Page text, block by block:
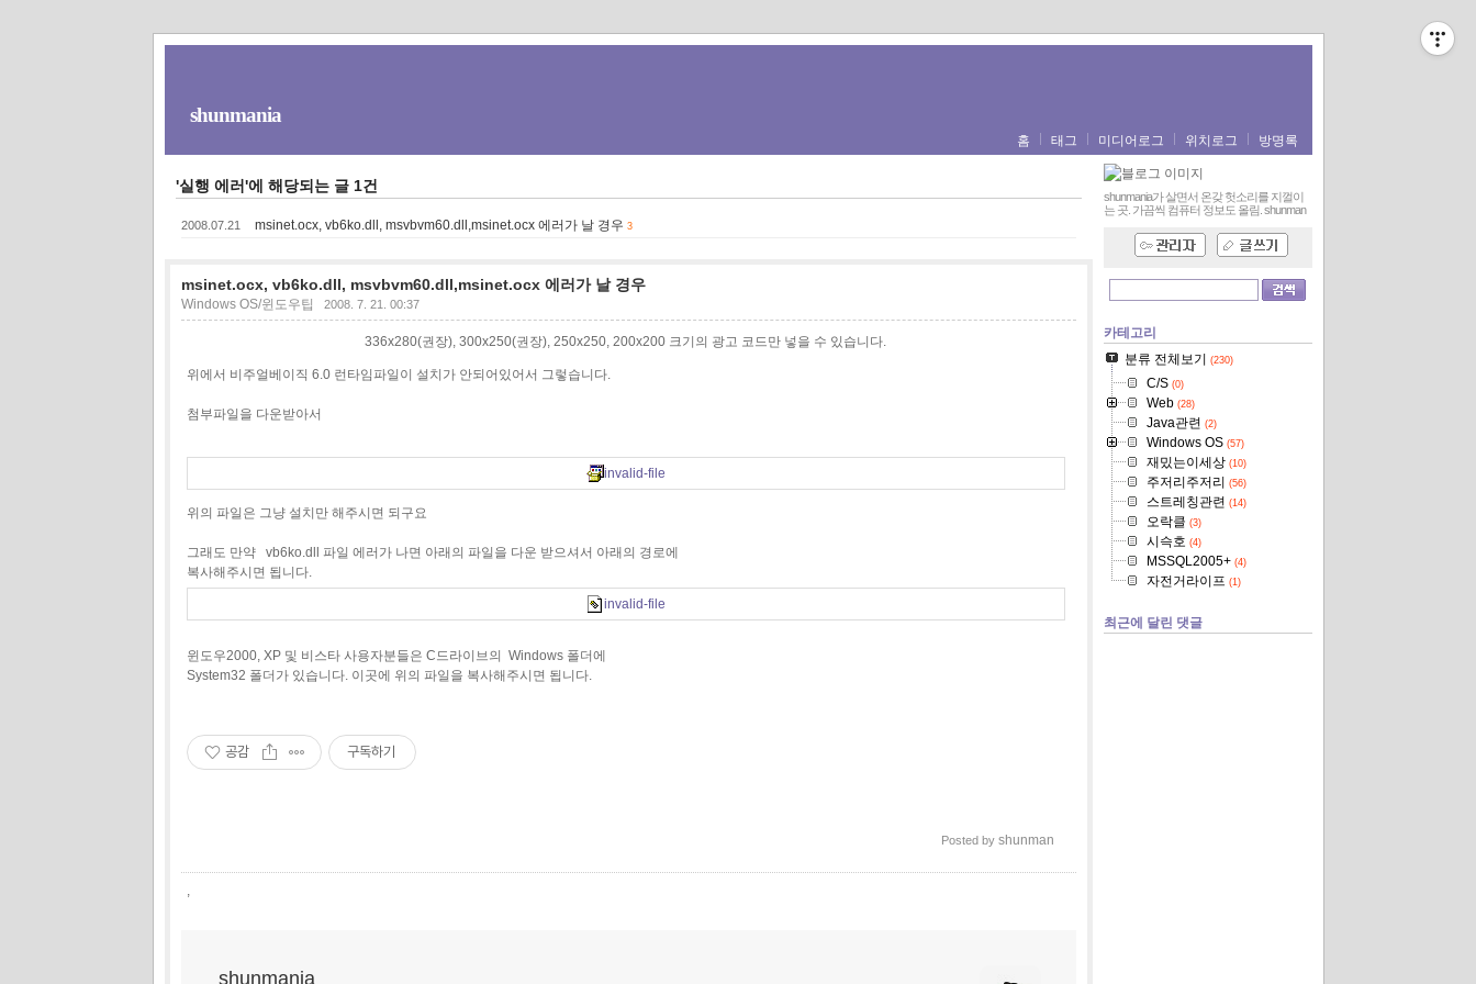
shunmania
홈 태그 미디어로그 위치로그 방명록
'실행 에러'에 해당되는 글 1건
2008.07.21 msinet.ocx, vb6ko.dll, msvbvm60.dll,msinet.ocx 에러가 날 경우 3
msinet.ocx, vb6ko.dll, msvbvm60.dll,msinet.ocx 에러가 날 경우
Windows OS/윈도우팁 2008. 7. 21. 00:37
336x280(권장), 300x250(권장), 250x250, 200x200 크기의 광고 코드만 넣을 수 있습니다.
위에서 비주얼베이직 6.0 런타임파일이 설치가 안되어있어서 그렇습니다.
첨부파일을 다운받아서
invalid-file
위의 파일은 그냥 설치만 해주시면 되구요
그래도 만약 vb6ko.dll 파일 에러가 나면 아래의 파일을 다운 받으셔서 아래의 경로에
복사해주시면 됩니다.
invalid-file
윈도우2000, XP 및 비스타 사용자분들은 C드라이브의 Windows 폴더에
System32 폴더가 있습니다. 이곳에 위의 파일을 복사해주시면 됩니다.
공감 구독하기
Posted by shunman
shunmania
shunmania가 살면서 온갖 헛소리를 지껄이
는 곳. 가끔씩 컴퓨터 정보도 올림. shunman
카테고리
분류 전체보기
(230)
C/S(0)
Web(28)
Java관련 (2)
Windows OS(57)
재밌는이세상(10)
주저리주저리 (56)
스트레칭관련 (14)
오락클 (3)
시슥호 (4)
MSSQL2005+(4)
자전거라이프 (1)
최근에 달린 댓글